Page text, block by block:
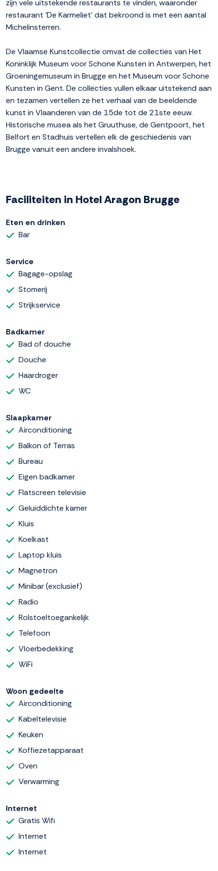
zijn vele uitstekende restaurants te vinden, waaronder
restaurant 'De Karmeliet' dat bekroond is met een aantal
Michelinsterren.
De Vlaamse Kunstcollectie omvat de collecties van Het
Koninklijk Museum voor Schone Kunsten in Antwerpen, het
Groeningemuseum in Brugge en het Museum voor Schone
Kunsten in Gent. De collecties vullen elkaar uitstekend aan
en tezamen vertellen ze het verhaal van de beeldende
kunst in Vlaanderen van de 15de tot de 21ste eeuw.
Historische musea als het Gruuthuse, de Gentpoort, het
Belfort en Stadhuis vertellen elk de geschiedenis van
Brugge vanuit een andere invalshoek.
Faciliteiten in Hotel Aragon Brugge
Eten en drinken
Bar
Service
Bagage-opslag
Stomerij
Strijkservice
Badkamer
Bad of douche
Douche
Haardroger
WC
Slaapkamer
Airconditioning
Balkon of Terras
Bureau
Eigen badkamer
Flatscreen televisie
Geluiddichte kamer
Kluis
Koelkast
Laptop kluis
Magnetron
Minibar (exclusief)
Radio
Rolstoeltoegankelijk
Telefoon
Vloerbedekking
WiFi
Woon gedeelte
Airconditioning
Kabeltelevisie
Keuken
Koffiezetapparaat
Oven
Verwarming
Internet
Gratis Wifi
Internet
Internet